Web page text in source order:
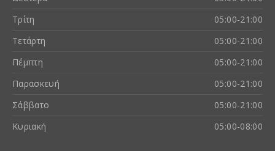
Τρίτη
05:00-21:00
Τετάρτη
05:00-21:00
Πέμπτη
05:00-21:00
Παρασκευή
05:00-21:00
Σάββατο
05:00-21:00
Κυριακή
05:00-08:00